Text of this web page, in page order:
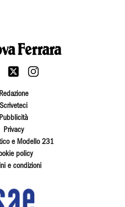
Redazione
Scriveteci
Pubblicità
Privacy
e Modello 231
policy
e condizioni